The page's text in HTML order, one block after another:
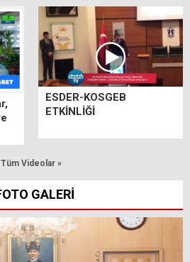
ESDER-KOSGEB
ETKİNLİĞİ
Tüm Videolar »
GALERİ